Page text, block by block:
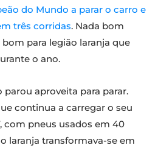
do Mundo a parar o carro e
três corridas. Nada bom
bom para legião laranja que
o ano.
parou aproveita para parar.
continua a carregar o seu
com pneus usados em 40
laranja transformava-se em